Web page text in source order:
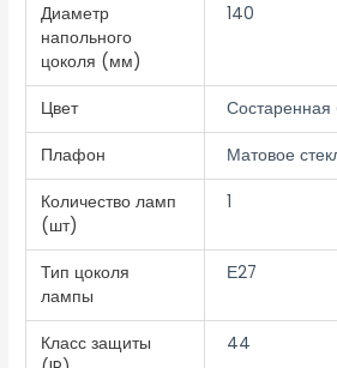
Диаметр
напольного
цоколя (мм)
140
Цвет Состаренная
Плафон Матовое
Количество ламп
(шт)
1
Тип цоколя
лампы
Е27
Класс защиты
44